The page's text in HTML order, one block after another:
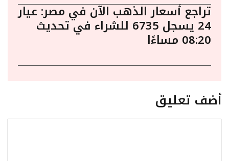
تراجع أسعار الذهب الآن في مصر: عيار
24 يسجل 6735 للشراء في تحديث
08:20 مساءًا
أضف تعليق